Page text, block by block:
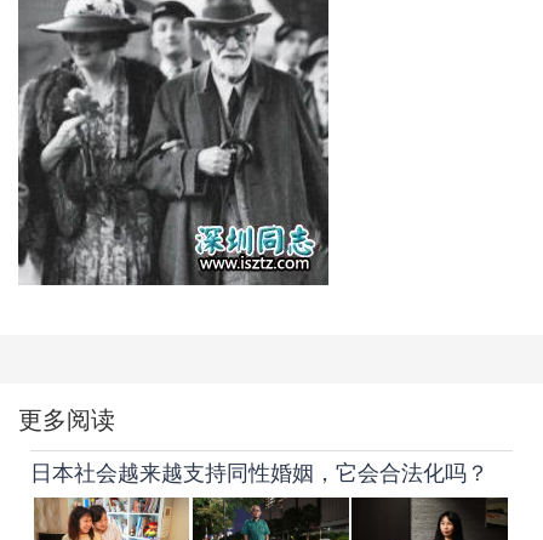
更多阅读
日本社会越来越支持同性婚姻，它会合法化吗？